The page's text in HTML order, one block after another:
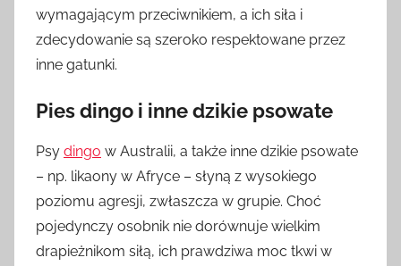
wymagającym przeciwnikiem, a ich siła i
zdecydowanie są szeroko respektowane przez
inne gatunki.
Pies dingo i inne dzikie psowate
Psy dingo w Australii, a także inne dzikie psowate
– np. likaony w Afryce – słyną z wysokiego
poziomu agresji, zwłaszcza w grupie. Choć
pojedynczy osobnik nie dorównuje wielkim
drapieżnikom siłą, ich prawdziwa moc tkwi w